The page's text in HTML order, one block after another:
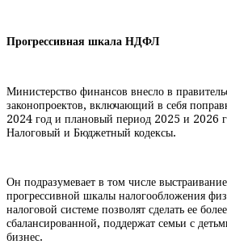
Прогрессивная шкала НДФЛ
Министерство финансов внесло в
законопроектов, включающий в себя
2024 год и плановый период 2025 и 2026
Налоговый и Бюджетный кодексы.
Он подразумевает в том числе
прогрессивной шкалы налогообложения
налоговой системе позволят сделать ее
сбалансированной, поддержат семьи с
бизнес.